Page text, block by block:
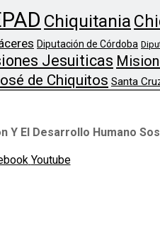
Chiquitania
Diputación de Córdoba
Jesuiticas
de Chiquitos Santa
Y El Desarrollo Humano
Youtube